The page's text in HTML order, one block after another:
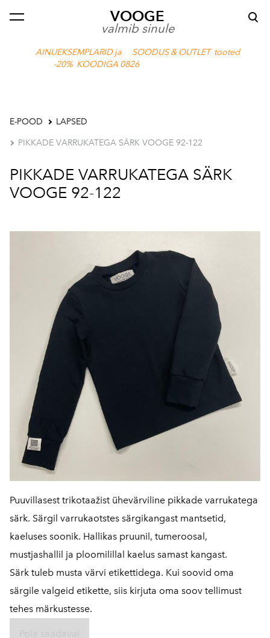
VOOGE
valmib sinule
AINUEKSEMPLARID ja SOODUS & OUTLET tooted
-20% KOODIGA 0826
lisati ostukorvi. Vaata ostukorvi
E-POOD LAPSED
PIKKADE VARRUKATEGA SÄRK VOOGE 92-122
PIKKADE VARRUKATEGA SÄRK
VOOGE 92-122
Puuvillasest trikotaažist ühevärviline pikkade varrukatega
särk. Särgil varrukaotstes särgikangast mantsetid,
kaeluses soonik. Hallikas pruunil, tumeroosal,
mustjashallil ja ploomilillal kaelus samast kangast.
Särk tuleb musta värvi etikettidega. Kui soovid oma
särgile valgeid etikette, siis kirjuta oma soov tellimust
tehes märkustesse.